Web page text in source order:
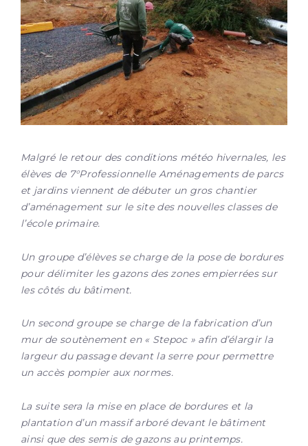
Malgré le retour des conditions météo hivernales, les
élèves de 7°Professionnelle Aménagements de parcs
et jardins viennent de débuter un gros chantier
d’aménagement sur le site des nouvelles classes de
l’école primaire.
Un groupe d’élèves se charge de la pose de bordures
pour délimiter les gazons des zones empierrées sur
les côtés du bâtiment.
Un second groupe se charge de la fabrication d’un
mur de soutènement en « Stepoc » afin d’élargir la
largeur du passage devant la serre pour permettre
un accès pompier aux normes.
La suite sera la mise en place de bordures et la
plantation d’un massif arboré devant le bâtiment
ainsi que des semis de gazons au printemps.